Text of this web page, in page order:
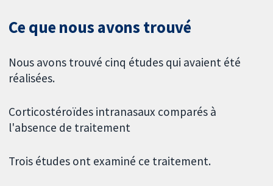
Ce que nous avons trouvé
Nous avons trouvé cinq études qui avaient été
réalisées.
Corticostéroïdes intranasaux comparés à
l'absence de traitement
Trois études ont examiné ce traitement.